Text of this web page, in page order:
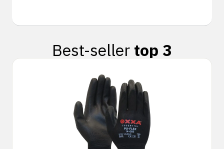
Best-seller top 3